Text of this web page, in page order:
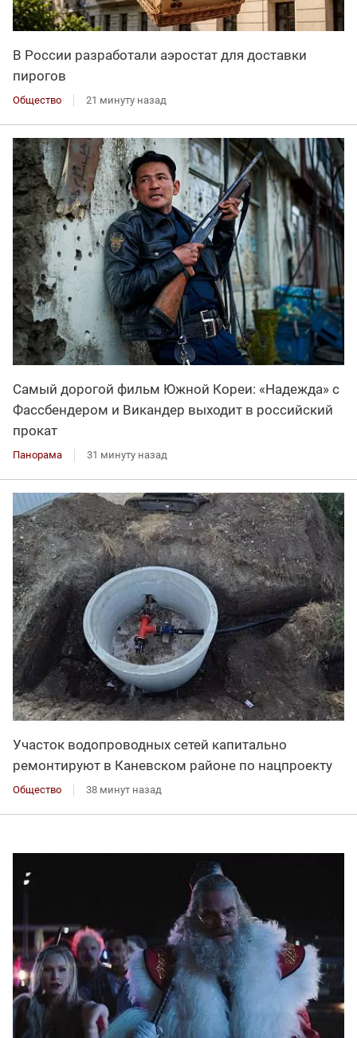
В России разработали аэростат для доставки
пирогов
Общество 21 минуту назад
Самый дорогой фильм Южной Кореи: «Надежда» с
Фассбендером и Викандер выходит в российский
прокат
Панорама 31 минуту назад
Участок водопроводных сетей капитально
ремонтируют в Каневском районе по нацпроекту
Общество 38 минут назад